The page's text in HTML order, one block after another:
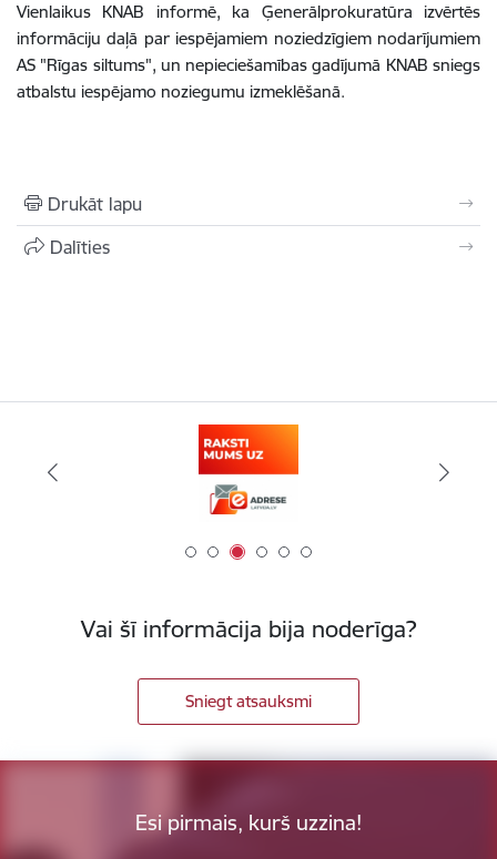
Vienlaikus KNAB informē, ka Ģenerālprokuratūra izvērtēs
informāciju daļā par iespējamiem noziedzīgiem nodarījumiem
AS "Rīgas siltums", un nepieciešamības gadījumā KNAB sniegs
atbalstu iespējamo noziegumu izmeklēšanā.
Drukāt lapu
Dalīties
Vai šī informācija bija noderīga?
Sniegt atsauksmi
Esi pirmais, kurš uzzina!